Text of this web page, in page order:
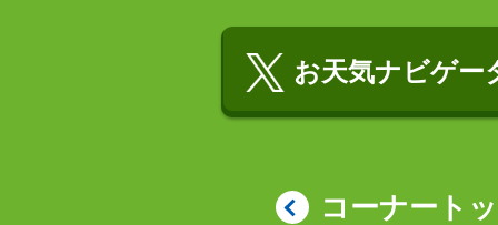
お天気ナビゲー
コーナート